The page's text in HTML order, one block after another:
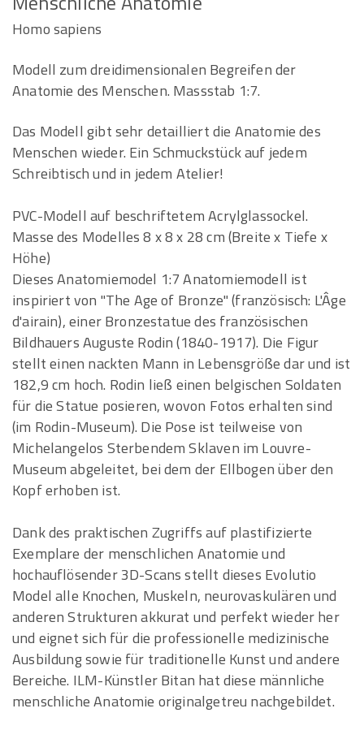
Homo sapiens
Modell zum dreidimensionalen Begreifen der
Anatomie des Menschen. Massstab 1:7.
Das Modell gibt sehr detailliert die Anatomie des
Menschen wieder. Ein Schmuckstück auf jedem
Schreibtisch und in jedem Atelier!
PVC-Modell auf beschriftetem Acrylglassockel.
Masse des Modelles 8 x 8 x 28 cm (Breite x Tiefe x
Höhe)
Dieses Anatomiemodel 1:7 Anatomiemodell ist
inspiriert von "The Age of Bronze" (französisch: L'Âge
d'airain), einer Bronzestatue des französischen
Bildhauers Auguste Rodin (1840-1917). Die Figur
stellt einen nackten Mann in Lebensgröße dar und ist
182,9 cm hoch. Rodin ließ einen belgischen Soldaten
für die Statue posieren, wovon Fotos erhalten sind
(im Rodin-Museum). Die Pose ist teilweise von
Michelangelos Sterbendem Sklaven im Louvre-
Museum abgeleitet, bei dem der Ellbogen über den
Kopf erhoben ist.
Dank des praktischen Zugriffs auf plastifizierte
Exemplare der menschlichen Anatomie und
hochauflösender 3D-Scans stellt dieses Evolutio
Model alle Knochen, Muskeln, neurovaskulären und
anderen Strukturen akkurat und perfekt wieder her
und eignet sich für die professionelle medizinische
Ausbildung sowie für traditionelle Kunst und andere
Bereiche. ILM-Künstler Bitan hat diese männliche
menschliche Anatomie originalgetreu nachgebildet.